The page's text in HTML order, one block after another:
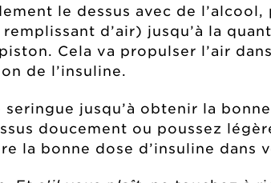
le dessus avec de
d’air) jusqu’à la
Cela va propulser l’air
de l’insuline.
jusqu’à obtenir la
doucement ou poussez
la bonne dose d’insuline dans